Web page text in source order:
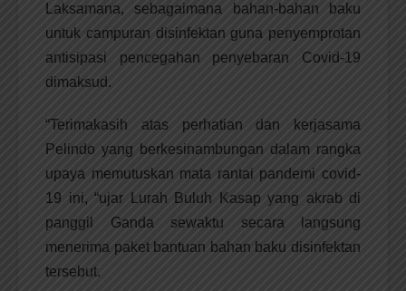
Laksamana, sebagaimana bahan-bahan baku
untuk campuran disinfektan guna penyemprotan
antisipasi pencegahan penyebaran Covid-19
dimaksud.
“Terimakasih atas perhatian dan kerjasama
Pelindo yang berkesinambungan dalam rangka
upaya memutuskan mata rantai pandemi covid-
19 ini, “ujar Lurah Buluh Kasap yang akrab di
panggil Ganda sewaktu secara langsung
menerima paket bantuan bahan baku disinfektan
tersebut.